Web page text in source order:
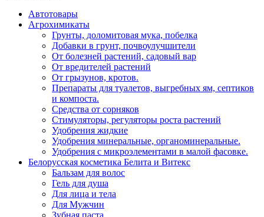
Автотовары
Агрохимикаты
Грунты, доломитовая мука, побелка
Добавки в грунт, почвоулучшители
От болезней растений, садовый вар
От вредителей растений
От грызунов, кротов.
Препараты для туалетов, выгребных ям, септиков
и компоста.
Средства от сорняков
Стимуляторы, регуляторы роста растений
Удобрения жидкие
Удобрения минеральные, органоминеральные.
Удобрения с микроэлементами в малой фасовке.
Белорусская косметика Белита и Витекс
Бальзам для волос
Гель для душа
Для лица и тела
Для Мужчин